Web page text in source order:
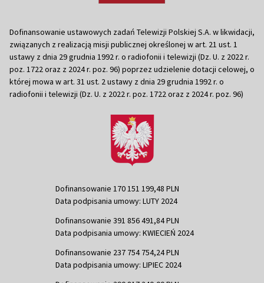
Dofinansowanie ustawowych zadań Telewizji Polskiej S.A. w likwidacji,
związanych z realizacją misji publicznej określonej w art. 21 ust. 1
ustawy z dnia 29 grudnia 1992 r. o radiofonii i telewizji (Dz. U. z 2022 r.
poz. 1722 oraz z 2024 r. poz. 96) poprzez udzielenie dotacji celowej, o
której mowa w art. 31 ust. 2 ustawy z dnia 29 grudnia 1992 r. o
radiofonii i telewizji (Dz. U. z 2022 r. poz. 1722 oraz z 2024 r. poz. 96)
Dofinansowanie 170 151 199,48 PLN
Data podpisania umowy: LUTY 2024
Dofinansowanie 391 856 491,84 PLN
Data podpisania umowy: KWIECIEŃ 2024
Dofinansowanie 237 754 754,24 PLN
Data podpisania umowy: LIPIEC 2024